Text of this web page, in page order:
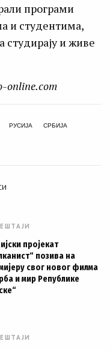
програми
и студентима,
и живе
online.com
РУСИЈА СРБИЈА
пројекат
позива на
свог новог филма
и мир Републике